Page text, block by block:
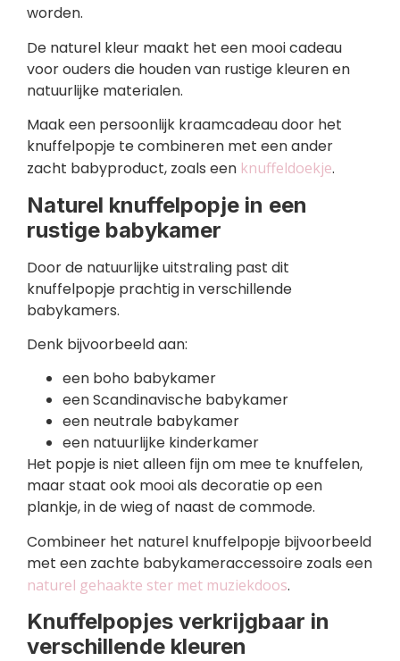
worden.
De naturel kleur maakt het een mooi cadeau
voor ouders die houden van rustige kleuren en
natuurlijke materialen.
Maak een persoonlijk kraamcadeau door het
knuffelpopje te combineren met een ander
zacht babyproduct, zoals een knuffeldoekje.
Naturel knuffelpopje in een
rustige babykamer
Door de natuurlijke uitstraling past dit
knuffelpopje prachtig in verschillende
babykamers.
Denk bijvoorbeeld aan:
een boho babykamer
een Scandinavische babykamer
een neutrale babykamer
een natuurlijke kinderkamer
Het popje is niet alleen fijn om mee te knuffelen,
maar staat ook mooi als decoratie op een
plankje, in de wieg of naast de commode.
Combineer het naturel knuffelpopje bijvoorbeeld
met een zachte babykameraccessoire zoals een
naturel gehaakte ster met muziekdoos.
Knuffelpopjes verkrijgbaar in
verschillende kleuren